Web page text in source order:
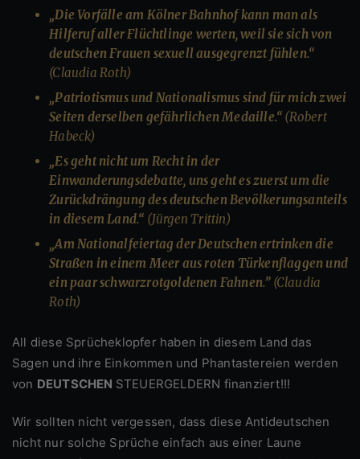
„Die Vorfälle am Kölner Bahnhof kann man als
Hilferuf aller Flüchtlinge werten, weil sie sich von
deutschen Frauen sexuell ausgegrenzt fühlen.“
(Claudia Roth)
„Patriotismus und Nationalismus sind für mich zwei
Seiten derselben gefährlichen Medaille.“ (Robert
Habeck)
„Es geht nicht um Recht in der
Einwanderungsdebatte, uns geht es zuerst um die
Zurückdrängung des deutschen Bevölkerungsanteils
in diesem Land.“ (Jürgen Trittin)
„Am Nationalfeiertag der Deutschen ertrinken die
Straßen in einem Meer aus roten Türkenflaggen und
ein paar schwarzrotgoldenen Fahnen.” (Claudia
Roth)
All diese Sprücheklopfer haben in diesem Land das
Sagen und ihre Einkommen und Phantastereien werden
von DEUTSCHEN STEUERGELDERN finanziert!!!
Wir sollten nicht vergessen, dass diese Antideutschen
nicht nur solche Sprüche einfach aus einer Laune